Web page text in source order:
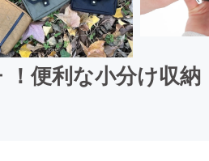
便利な小分け収納